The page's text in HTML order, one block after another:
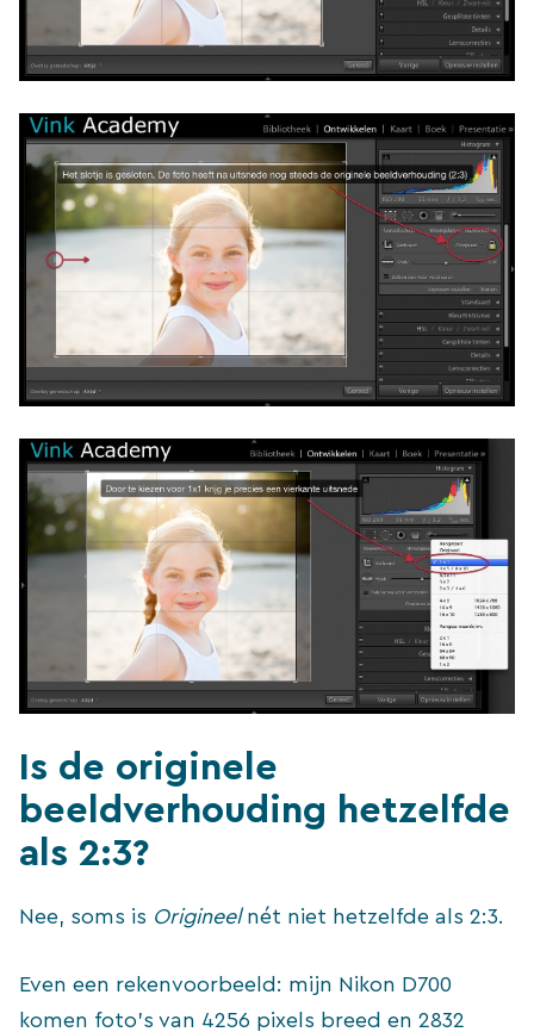
Is de originele
beeldverhouding hetzelfde
als 2:3?
Nee, soms is Origineelnét niet hetzelfde als 2:3.
Even een rekenvoorbeeld: mijn Nikon D700
komen foto’s van 4256 pixels breed en 2832